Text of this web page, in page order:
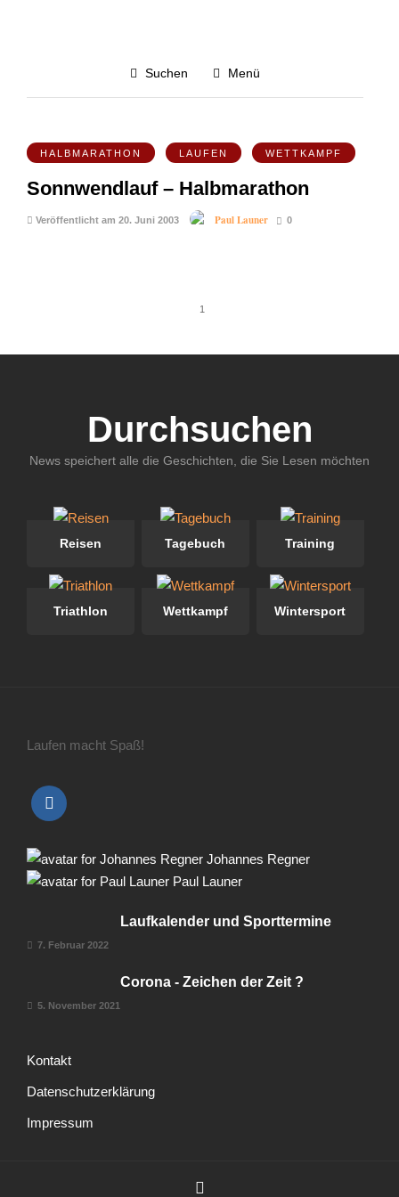
Suchen Menü
Alle blog-posts von Juni 2003
HALBMARATHON LAUFEN WETTKAMPF
Sonnwendlauf – Halbmarathon
Veröffentlicht am 20. Juni 2003 Paul Launer 0
1
Durchsuchen
News speichert alle die Geschichten, die Sie Lesen möchten
Reisen Tagebuch Training
Triathlon Wettkampf Wintersport
Laufen macht Spaß!
Johannes Regner
Paul Launer
Laufkalender und Sporttermine
7. Februar 2022
Corona - Zeichen der Zeit ?
5. November 2021
Kontakt
Datenschutzerklärung
Impressum